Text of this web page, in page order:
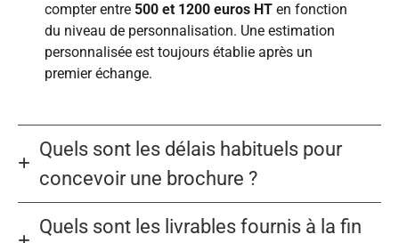
compter entre 500 et 1200 euros HT en fonction
du niveau de personnalisation. Une estimation
personnalisée est toujours établie après un
premier échange.
Quels sont les délais habituels pour
concevoir une brochure ?
Quels sont les livrables fournis à la fin